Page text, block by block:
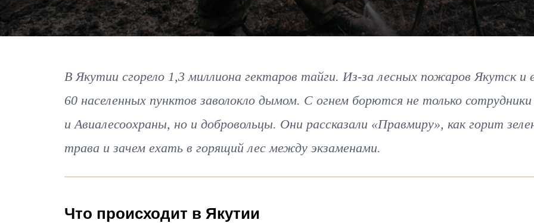
В Якутии сгорело 1,3 миллиона гектаров тайги. Из-за лесных пожаров Якутск и
60 населенных пунктов заволокло дымом. С огнем борются не только
и Авиалесоохраны, но и добровольцы. Они рассказали «Правмиру», как горит
трава и зачем ехать в горящий лес между экзаменами.
Что происходит в Якутии